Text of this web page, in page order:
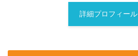
詳細プロフィール